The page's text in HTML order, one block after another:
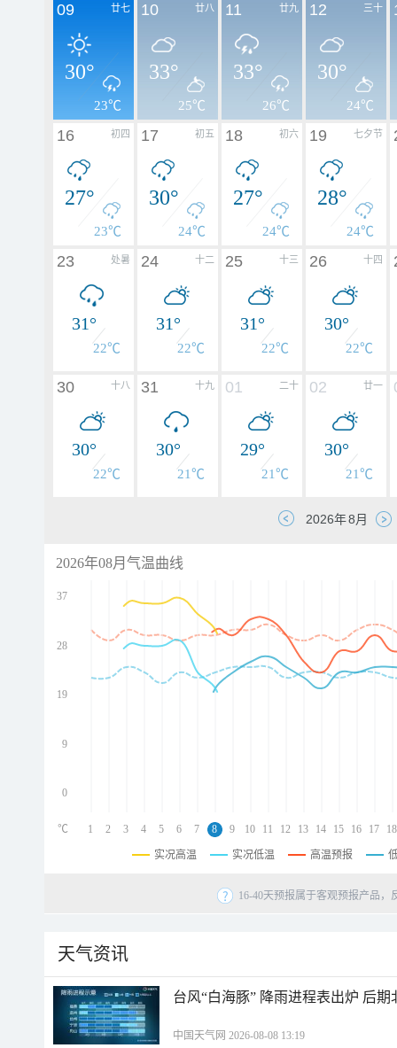
廿七
09
30°
23℃
廿八
10
33°
25℃
廿九
11
33°
26℃
三十
12
30°
24℃
初四
16
27°
23℃
初五
17
30°
24℃
初六
18
27°
24℃
七夕节
19
28°
24℃
处暑
23
31°
22℃
十二
24
31°
22℃
十三
25
31°
22℃
十四
26
30°
22℃
十八
30
30°
22℃
十九
31
30°
21℃
二十
01
29°
21℃
廿一
02
30°
21℃
2026年08月气温曲线
37
28
19
9
0
1 2 3 4 5 6 7 8 9 10 11 12 13 14 15 16 17 18
℃
实况高温 实况低温 高温预报
16-40天预报属于客观预报产品
天气资讯
台风“白海豚” 降雨进程表出炉 后
中国天气网 2026-08-08 13:19